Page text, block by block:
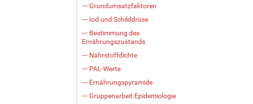
--- Grundumsatzfaktoren
--- Iod und Schilddrüse
--- Bestimmung des
Ernährungszustands
--- Nährstoffdichte
--- PAL-Werte
--- Ernährungspyramide
--- Gruppenarbeit Epidemiologie